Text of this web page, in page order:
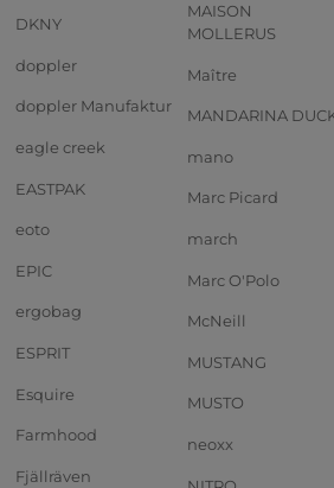
DKNY
doppler
doppler Manufaktur
eagle creek
EASTPAK
eoto
EPIC
ergobag
ESPRIT
Esquire
Farmhood
Fjällräven
MAISON
MOLLERUS
Maître
MANDARINA
mano
Marc Picard
march
Marc O'Polo
McNeill
MUSTANG
MUSTO
neoxx